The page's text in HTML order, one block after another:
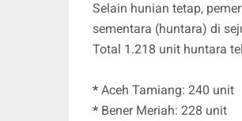
Selain hunian tetap,
sementara (huntara) di
Total 1.218 unit huntara
* Aceh Tamiang: 240 unit
* Bener Meriah: 228 unit